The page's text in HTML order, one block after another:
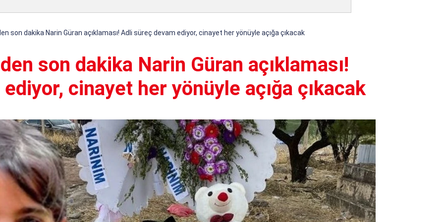
son dakika Narin Güran açıklaması! Adli süreç devam ediyor, cinayet her yönüyle açığa çıkacak
son dakika Narin Güran açıklaması!
cinayet her yönüyle açığa çıkacak